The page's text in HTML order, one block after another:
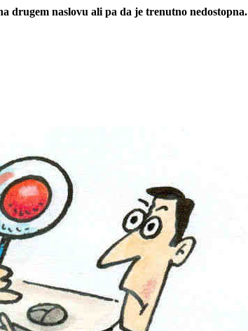
drugem naslovu ali pa da je trenutno nedostopna.